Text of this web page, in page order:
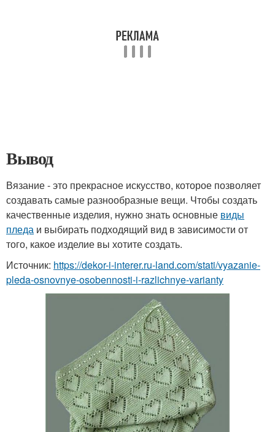
Вывод
Вязание - это прекрасное искусство, которое позволяет
создавать самые разнообразные вещи. Чтобы создать
качественные изделия, нужно знать основные виды
пледа и выбирать подходящий вид в зависимости от
того, какое изделие вы хотите создать.
Источник: https://dekor-i-interer.ru-land.com/stati/vyazanie-
pleda-osnovnye-osobennosti-i-razlichnye-varianty